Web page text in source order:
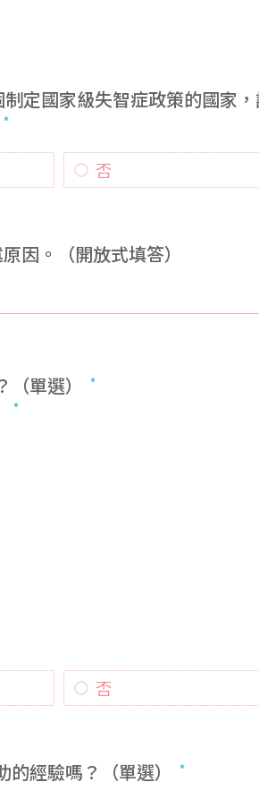
定國家級失智症政策的國家
否
因。（開放式填答）
單選）
否
經驗嗎？（單選）